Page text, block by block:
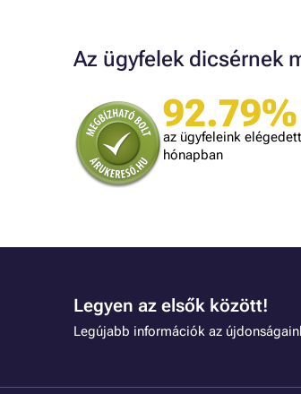
Az ügyfelek dicsérnek
92.79%
az ügyfeleink
hónapban
Judit
A kiszállítás kicsit lassú
mindennel meg vagyok
Legyen az elsők között!
Legújabb információk az